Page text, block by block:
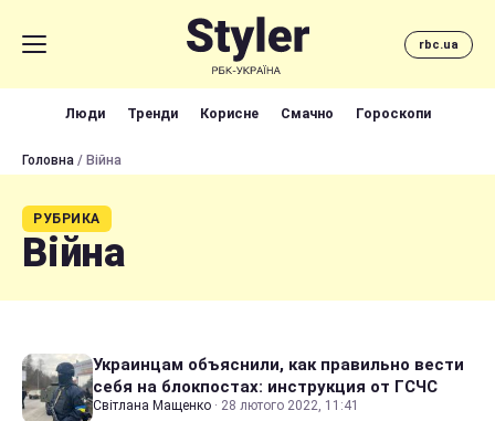
rbc.ua
Люди Тренди Корисне Смачно Гороскопи
Головна / Війна
РУБРИКА
Війна
Украинцам объяснили, как правильно вести
себя на блокпостах: инструкция от ГСЧС
Світлана Мащенко · 28 лютого 2022, 11:41